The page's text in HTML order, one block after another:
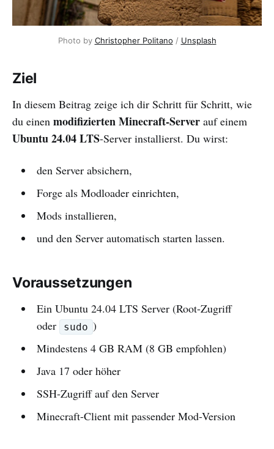
Photo by Christopher Politano / Unsplash
Ziel
In diesem Beitrag zeige ich dir Schritt für Schritt, wie
du einen modifizierten Minecraft-Server auf einem
Ubuntu 24.04 LTS-Server installierst. Du wirst:
den Server absichern,
Forge als Modloader einrichten,
Mods installieren,
und den Server automatisch starten lassen.
Voraussetzungen
Ein Ubuntu 24.04 LTS Server (Root-Zugriff
oder
sudo )
Mindestens 4 GB RAM (8 GB empfohlen)
Java 17 oder höher
SSH-Zugriff auf den Server
Minecraft-Client mit passender Mod-Version